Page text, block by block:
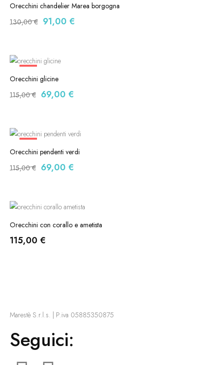
Orecchini chandelier Marea borgogna
130,00€ 91,00 €
-40%
Orecchini glicine
115,00€ 69,00 €
-40%
Orecchini pendenti verdi
115,00€ 69,00 €
Orecchini con corallo e ametista
115,00 €
Marestè S.r.l.s. | P.iva 05885350875
Seguici: